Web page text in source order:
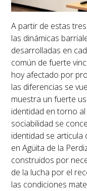
A partir de estas
las dinámicas
desarrolladas en
común de fuerte
hoy afectado por
las diferencias se
muestra un fuerte
identidad en torno
sociabilidad se
identidad se articula
en Agüita de la
construidos por
de la lucha por el
las condiciones